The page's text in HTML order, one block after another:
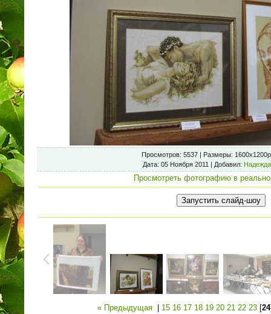
Просмотров: 5537 | Размеры:
Дата: 05 Ноября 2011 | Добавил:
Просмотреть фотографию в
« Предыдущая 15 16 17 18 19 20 21 22 23 [24